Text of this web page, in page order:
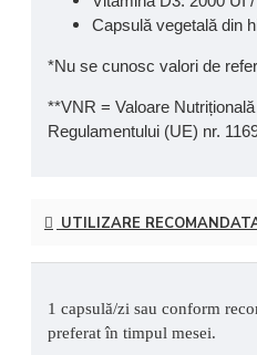
Capsulă vegetală din
*Nu se cunosc valori de
**VNR = Valoare
Regulamentului (UE) nr.
UTILIZARE
1 capsulă/zi sau conform
preferat în timpul mesei.